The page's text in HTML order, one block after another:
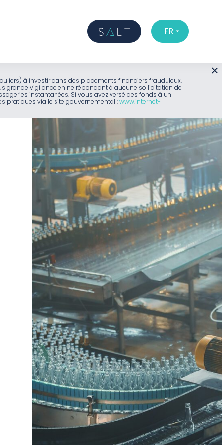
FR
à investir dans des placements financiers frauduleux.
grande vigilance en ne répondant à aucune sollicitation de
instantanées. Si vous avez versé des fonds à un
pratiques via le site gouvernemental :www.internet-